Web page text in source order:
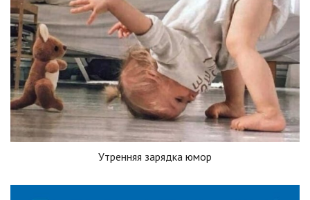
Утренняя зарядка юмор